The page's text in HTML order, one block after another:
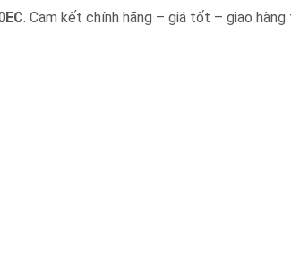
. Cam kết chính hãng – giá tốt – giao hàng